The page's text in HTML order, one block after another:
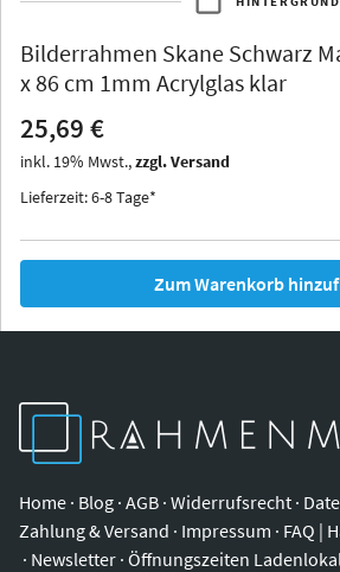
Iowa
Bilderrahmen Skane Schwarz
x 86 cm 1mm Acrylglas klar
25,69 €
inkl. 19% Mwst.,zzgl. Versand
Lieferzeit: 6-8 Tage*
Zum Warenkorb
Home · Blog · AGB · Widerrufsrecht ·
Zahlung & Versand · Impressum · FAQ |
· Newsletter · Öffnungszeiten Ladenlokal